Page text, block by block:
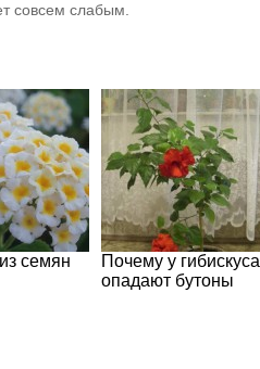
совсем слабым.
семян
Почему у гибискуса
опадают бутоны